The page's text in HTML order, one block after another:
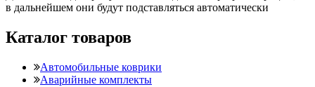
в дальнейшем они будут подставляться автоматически
Каталог товаров
Автомобильные коврики
Аварийные комплекты